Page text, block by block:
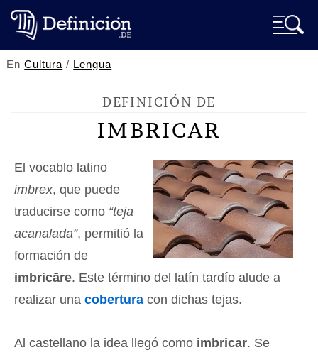
EnCultura / Lengua
DEFINICIÓN DE
IMBRICAR
El vocablo latino
imbrex, que puede
traducirse como “teja
acanalada”, permitió la
formación de
imbricāre. Este término del latín tardío alude a
realizar una cobertura con dichas tejas.
Al castellano la idea llegó como imbricar. Se